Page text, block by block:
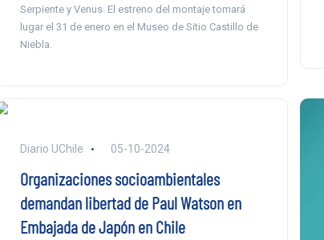
Serpiente y Venus. El estreno del montaje tomará
lugar el 31 de enero en el Museo de Sitio Castillo de
Niebla.
Diario UChile 05-10-2024
Organizaciones socioambientales
demandan libertad de Paul Watson en
Embajada de Japón en Chile